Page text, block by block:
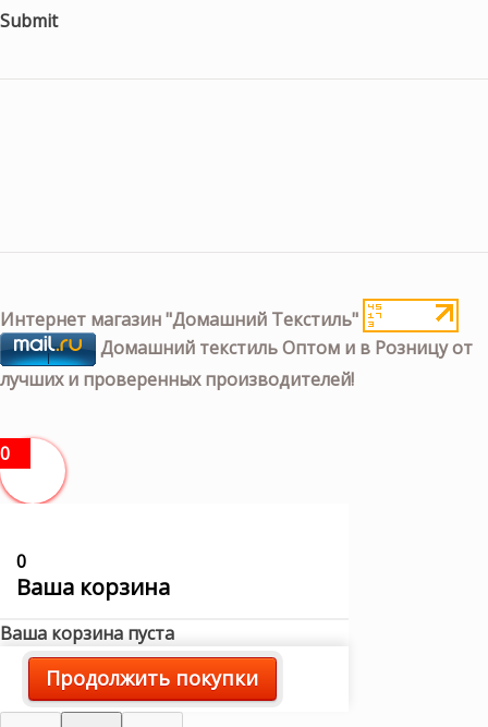
Submit
Интернет магазин "Домашний Текстиль"
Домашний текстиль Оптом и в Розницу от
лучших и проверенных производителей!
0
0
Ваша корзина
Ваша корзина пуста
Продолжить покупки